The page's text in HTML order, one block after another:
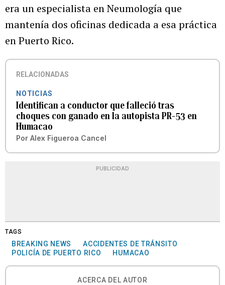
era un especialista en Neumología que
mantenía dos oficinas dedicada a esa práctica
en Puerto Rico.
RELACIONADAS
NOTICIAS
Identifican a conductor que falleció tras
choques con ganado en la autopista PR-53 en
Humacao
Por Alex Figueroa Cancel
PUBLICIDAD
TAGS
BREAKING NEWS
ACCIDENTES DE TRÁNSITO
POLICÍA DE PUERTO RICO
HUMACAO
ACERCA DEL AUTOR